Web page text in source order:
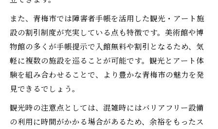
また、青梅市では障害者手帳を活用した観光・アート施
設の割引制度が充実している点も特徴です。美術館や博
物館の多くが手帳提示で入館無料や割引となるため、気
軽に複数の施設を巡ることが可能です。観光とアート体
験を組み合わせることで、より豊かな青梅市の魅力を発
見できるでしょう。
観光時の注意点としては、混雑時にはバリアフリー設備
の利用に時間がかかる場合があるため、余裕をもったス